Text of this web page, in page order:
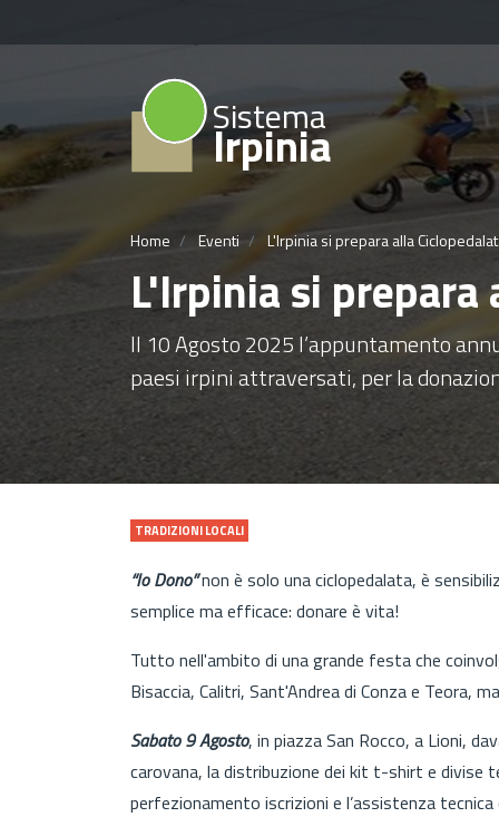
Sistema
Irpinia
Home Eventi L'Irpinia si prepara alla
L'Irpinia si prepara
Il 10 Agosto 2025 l’appuntamento
paesi irpini attraversati, per la
TRADIZIONI LOCALI
“Io Dono”non è solo una ciclopedalata, è
semplice ma efficace: donare è vita!
Tutto nell'ambito di una grande festa che
Bisaccia, Calitri, Sant'Andrea di Conza e Teora,
Sabato 9 Agosto, in piazza San Rocco, a Lioni,
carovana, la distribuzione dei kit t-shirt e divise
perfezionamento iscrizioni e l’assistenza